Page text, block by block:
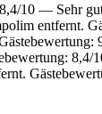
10 — Sehr
entfernt.
8,4/